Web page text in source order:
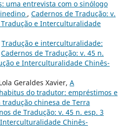
uma entrevista com o sinólogo
, Cadernos de Tradução: v.
Tradução e Interculturalidade
Tradução e interculturalidade:
Cadernos de Tradução: v. 45 n.
e Interculturalidade Chinês-
Geraldes Xavier, A
do tradutor: empréstimos e
chinesa de Terra
de Tradução: v. 45 n. esp. 3
Chinês-